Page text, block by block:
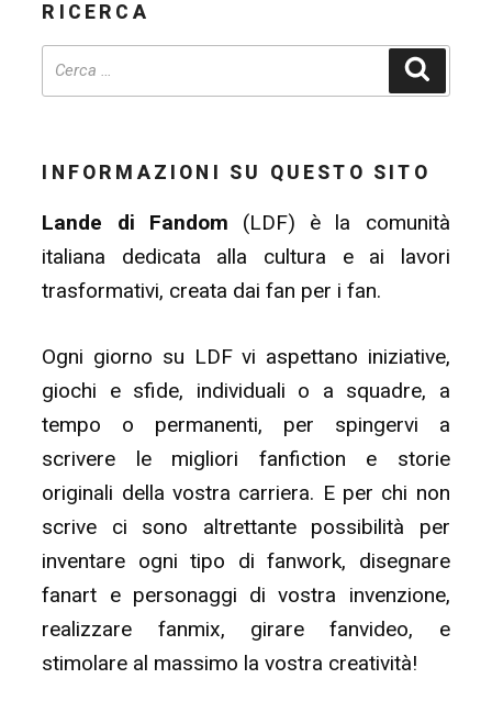
RICERCA
INFORMAZIONI SU QUESTO SITO
Lande di Fandom (LDF) è la comunità
italiana dedicata alla cultura e ai lavori
trasformativi, creata dai fan per i fan.
Ogni giorno su LDF vi aspettano iniziative,
giochi e sfide, individuali o a squadre, a
tempo o permanenti, per spingervi a
scrivere le migliori fanfiction e storie
originali della vostra carriera. E per chi non
scrive ci sono altrettante possibilità per
inventare ogni tipo di fanwork, disegnare
fanart e personaggi di vostra invenzione,
realizzare fanmix, girare fanvideo, e
stimolare al massimo la vostra creatività!